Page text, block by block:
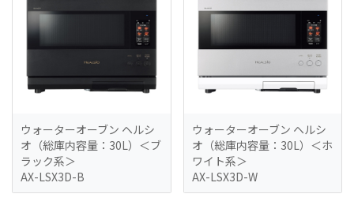
ウォーターオーブン ヘルシ
オ（総庫内容量：30L）＜ブ
ラック系＞
AX-LSX3D-B
ウォーターオーブン ヘルシ
オ（総庫内容量：30L）＜ホ
ワイト系＞
AX-LSX3D-W